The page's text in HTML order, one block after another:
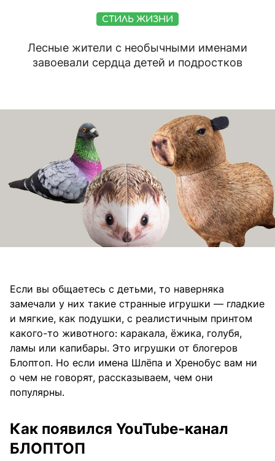
СТИЛЬ ЖИЗНИ
Лесные жители с необычными именами
завоевали сердца детей и подростков
Если вы общаетесь с детьми, то наверняка
замечали у них такие странные игрушки — гладкие
и мягкие, как подушки, с реалистичным принтом
какого-то животного: каракала, ёжика, голубя,
ламы или капибары. Это игрушки от блогеров
Блоптоп. Но если имена Шлёпа и Хренобус вам ни
о чем не говорят, рассказываем, чем они
популярны.
Как появился YouTube-канал
БЛОПТОП